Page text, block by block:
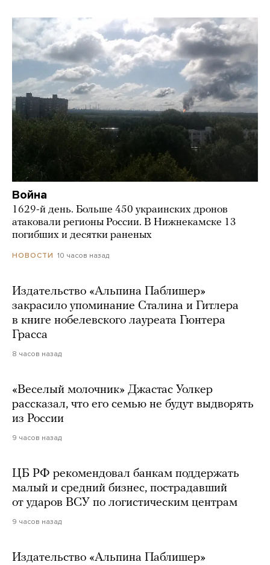
Война
1629-й день. Больше 450 украинских дронов
атаковали регионы России. В Нижнекамске 13
погибших и десятки раненых
НОВОСТИ 10 часов назад
Издательство «Альпина Паблишер»
закрасило упоминание Сталина и Гитлера
в книге нобелевского лауреата Гюнтера
Грасса
8 часов назад
«Веселый молочник» Джастас Уолкер
рассказал, что его семью не будут выдворять
из России
9 часов назад
ЦБ РФ рекомендовал банкам поддержать
малый и средний бизнес, пострадавший
от ударов ВСУ по логистическим центрам
9 часов назад
Издательство «Альпина Паблишер»